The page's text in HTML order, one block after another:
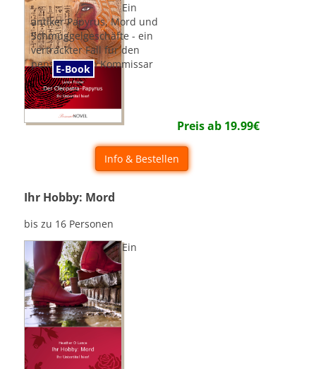
E-Book
Ein
antiker Papyrus, Mord und
Schmuggelgeschäfte - ein
vertrackter Fall für den
pensionierten Kommissar
Preis ab 19.99€
Info & Bestellen
Ihr Hobby: Mord
bis zu 16 Personen
Ein